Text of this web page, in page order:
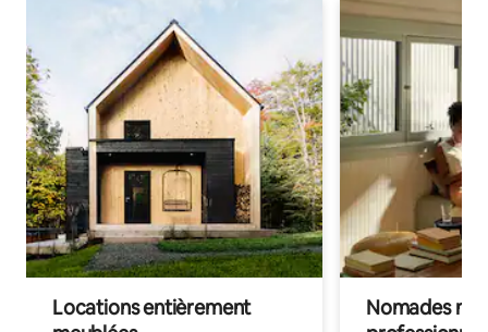
Locations entièrement
Nomades